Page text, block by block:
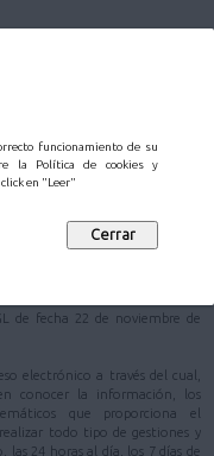
funcionamiento de su
la Política de cookies y
en "Leer"
Alarcón está definida en su
(artículo 41) y se apuesta
los recursos públicos; y como
(artículo 3)
de fecha 22 de noviembre de
electrónico a través del cual,
conocer la información, los
que proporciona el
todo tipo de gestiones y
las 24 horas al día, los 7 días de